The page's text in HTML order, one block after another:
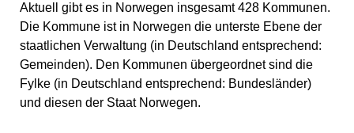
Aktuell gibt es in Norwegen insgesamt 428 Kommunen.
Die Kommune ist in Norwegen die unterste Ebene der
staatlichen Verwaltung (in Deutschland entsprechend:
Gemeinden). Den Kommunen übergeordnet sind die
Fylke (in Deutschland entsprechend: Bundesländer)
und diesen der Staat Norwegen.